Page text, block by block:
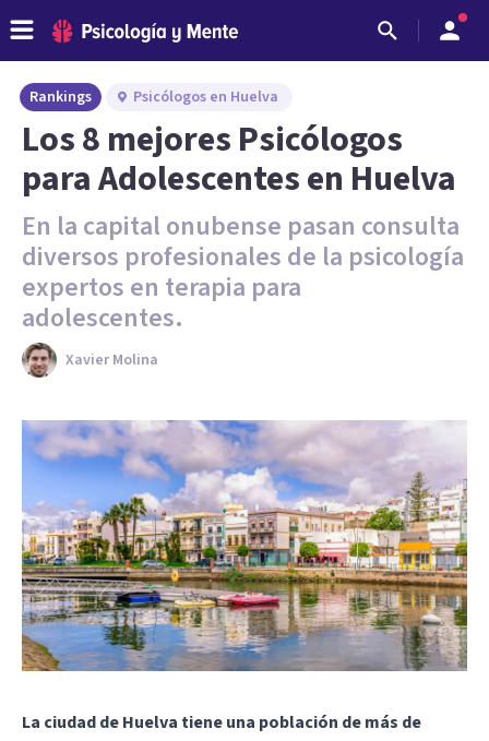
Rankings Psicólogos en Huelva
Los 8 mejores Psicólogos
para Adolescentes en Huelva
En la capital onubense pasan consulta
diversos profesionales de la psicología
expertos en terapia para
adolescentes.
Xavier Molina
La ciudad de Huelva tiene una población de más de